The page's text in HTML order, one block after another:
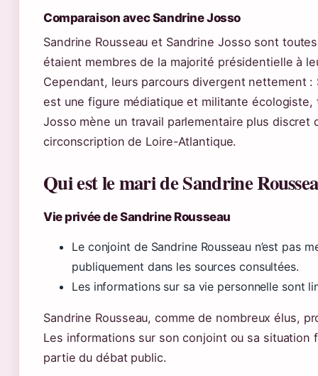
Comparaison avec Sandrine Josso
Sandrine Rousseau et Sandrine Josso sont
étaient membres de la majorité présidentielle à
Cependant, leurs parcours divergent nettement :
est une figure médiatique et militante écologiste,
Josso mène un travail parlementaire plus discret
circonscription de Loire-Atlantique.
Qui est le mari de Sandrine
Vie privée de Sandrine Rousseau
Le conjoint de Sandrine Rousseau n’est pas
publiquement dans les sources consultées.
Les informations sur sa vie personnelle sont
Sandrine Rousseau, comme de nombreux élus,
Les informations sur son conjoint ou sa situation
partie du débat public.